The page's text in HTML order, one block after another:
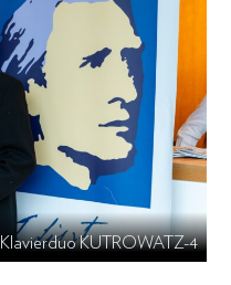
Klavierduo KUTROWATZ-4